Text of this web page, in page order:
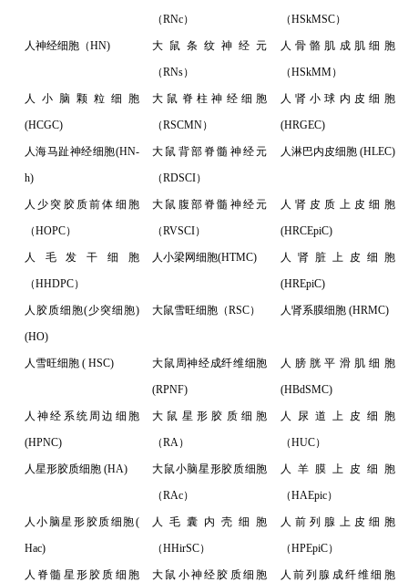
（RNc） （HSkMSC）
人神经细胞（HN) 大鼠条纹神经元
（RNs）
人骨骼肌成肌细胞
（HSkMM）
人小脑颗粒细胞
(HCGC)
大鼠脊柱神经细胞
（RSCMN）
人肾小球内皮细胞
(HRGEC)
人海马趾神经细胞(HN-
h)
大鼠背部脊髓神经元
（RDSCI）
人淋巴内皮细胞 (HLEC)
人少突胶质前体细胞
（HOPC）
大鼠腹部脊髓神经元
（RVSCI）
人肾皮质上皮细胞
(HRCEpiC)
人毛发干细胞
（HHDPC）
人小梁网细胞(HTMC) 人肾脏上皮细胞
(HREpiC)
人胶质细胞(少突细胞)
(HO)
大鼠雪旺细胞（RSC） 人肾系膜细胞 (HRMC)
人雪旺细胞 ( HSC) 大鼠周神经成纤维细胞
(RPNF)
人膀胱平滑肌细胞
(HBdSMC)
人神经系统周边细胞
(HPNC)
大鼠星形胶质细胞
（RA）
人尿道上皮细胞
（HUC）
人星形胶质细胞 (HA) 大鼠小脑星形胶质细胞
（RAc）
人羊膜上皮细胞
（HAEpic）
人小脑星形胶质细胞(
Hac)
人毛囊内壳细胞
（HHirSC）
人前列腺上皮细胞
（HPEpiC）
人脊髓星形胶质细胞 大鼠小神经胶质细胞 人前列腺成纤维细胞